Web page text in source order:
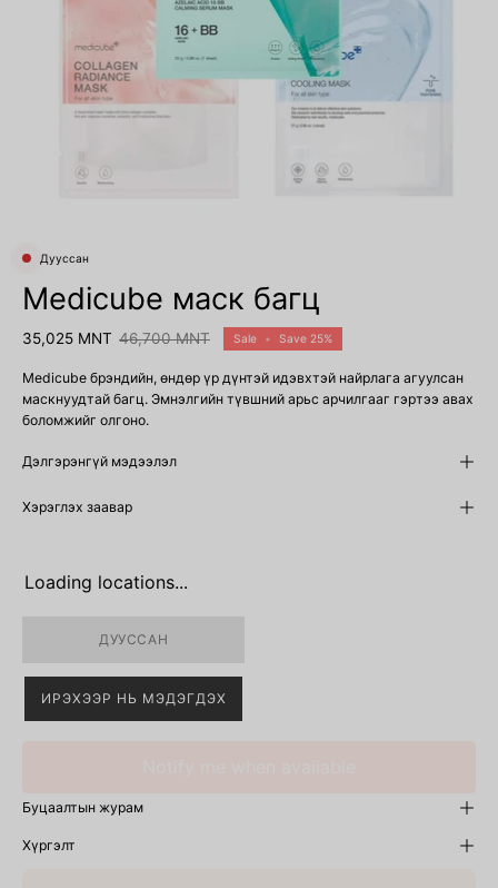
Дууссан
Medicube маск багц
35,025 MNT 46,700 MNT Sale • Save 25%
Medicube брэндийн, өндөр үр дүнтэй идэвхтэй найрлага агуулсан
маскнуудтай багц. Эмнэлгийн түвшний арьс арчилгааг гэртээ авах
боломжийг олгоно.
Дэлгэрэнгүй мэдээлэл
Хэрэглэх заавар
Loading locations...
ДУУССАН
ИРЭХЭЭР НЬ МЭДЭГДЭХ
Буцаалтын журам
Хүргэлт